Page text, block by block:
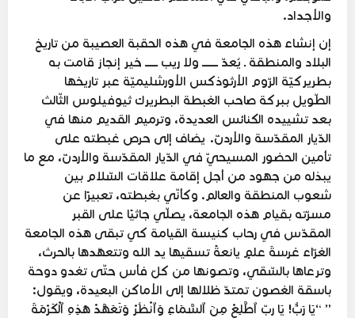
والأجداد.
إن إنشاء هذه الجامعة في هذه الحقبة العصيبة من تاريخ
البلاد والمنطقة ـ يُعدّ ــــــــــ ولا ريب ــــــــ خير إنجاز قامت به
بطريركيّة الرّوم الأرثوذكس الأورشليميّة عبر تاريخها
الطّويل ببركة صاحب الغبطة البطريرك ثيوفيلوس الثّالث
بعد تشييده الكنائس العديدة، وترميم القديم منها في
الدّيار المقدّسة والأردنّ. يضاف إلى حرص غبطته على
تأمين الحضور المسيحيّ في الدّيار المقدّسة والأردنّ، مع ما
يبذله من جهود من أجل إقامة علاقات السّلام بين
شعوب المنطقة والعالم. وكأنّي بغبطته، تعبيرًا عن
مسرّته بقيام هذه الجامعة، يصلّي جاثيًا على القبر
المقدّس في رحاب كنيسة القيامة كي تبقى هذه الجامعة
الغرّاء غرسةَ علمٍ يانعةً تسقيها يد الله وتتعهّدها بالحرث،
وترعاها بالسّقي، وتصونها من كلّ فأس حتّى تغدو دوحة
باسقة الغصون تمتدّ ظلالها إلى الأماكن البعيدة، ويقول:
” “يَا رَبُّ! يَا ربّ ٱطَّلِعْ مِنَ ٱلسَّمَاءِ وَٱنْظُرْ وَتَعَهَّدْ هَذِهِ ٱلْكَرْمَةَ